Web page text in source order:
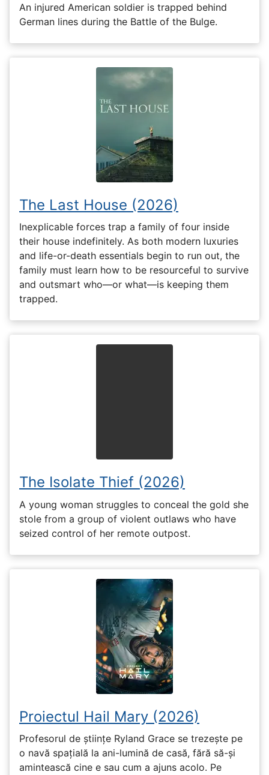
An injured American soldier is trapped behind
German lines during the Battle of the Bulge.
The Last House (2026)
Inexplicable forces trap a family of four inside
their house indefinitely. As both modern luxuries
and life-or-death essentials begin to run out, the
family must learn how to be resourceful to survive
and outsmart who—or what—is keeping them
trapped.
The Isolate Thief (2026)
A young woman struggles to conceal the gold she
stole from a group of violent outlaws who have
seized control of her remote outpost.
Proiectul Hail Mary (2026)
Profesorul de științe Ryland Grace se trezește pe
o navă spațială la ani-lumină de casă, fără să-și
amintească cine e sau cum a ajuns acolo. Pe